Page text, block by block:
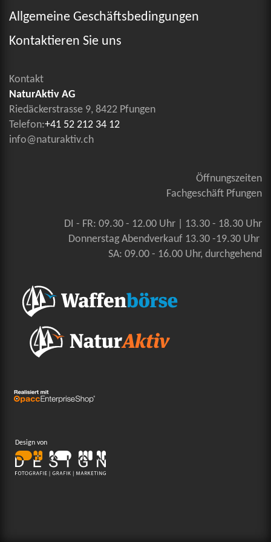
Allgemeine Geschäftsbedingungen
Kontaktieren Sie uns
Kontakt
NaturAktiv AG
Riedäckerstrasse 9, 8422 Pfungen
Telefon:+41 52 212 34 12
info@naturaktiv.ch
Öffnungszeiten
Fachgeschäft Pfungen
DI - FR: 09.30 - 12.00 Uhr | 13.30 - 18.30 Uhr
Donnerstag Abendverkauf 13.30 -19.30 Uhr
SA: 09.00 - 16.00 Uhr, durchgehend
Design von